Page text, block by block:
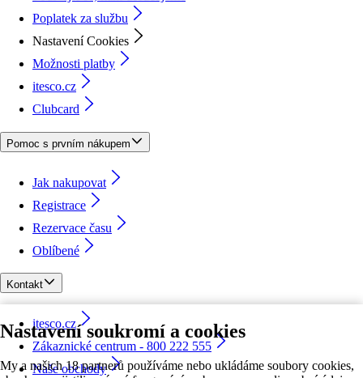
Nastavení soukromí a cookies
My a našich 18 partnerů používáme nebo ukládáme soubory cookies,
Poplatek za službu
Nastavení Cookies
Možnosti platby
itesco.cz
Clubcard
Pomoc s prvním nákupem
Jak nakupovat
Registrace
Rezervace času
Oblíbené
Kontakt
itesco.cz
Zákaznické centrum - 800 222 555
Naše obchody